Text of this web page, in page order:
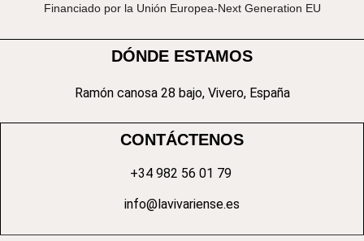
Financiado por la Unión Europea-Next Generation EU
DÓNDE ESTAMOS
Ramón canosa 28 bajo, Vivero, España
CONTÁCTENOS
+34 982 56 01 79
info@lavivariense.es